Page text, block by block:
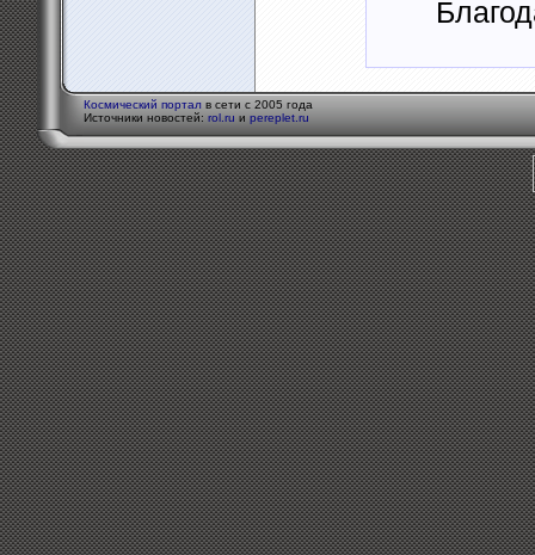
Космический портал в сети с 2005 года
Источники новостей: rol.ru и pereplet.ru